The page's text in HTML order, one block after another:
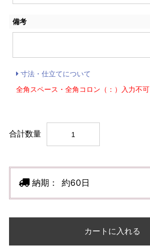
備考
寸法・仕立てについて
全角スペース・全角コロン（：）入力不可
合計数量
納期： 約60日
カートに入れる